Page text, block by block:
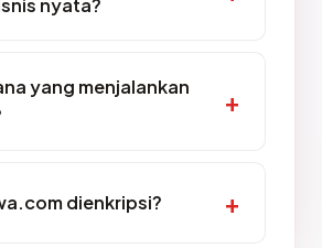
nyata?
yang menjalankan
dienkripsi?